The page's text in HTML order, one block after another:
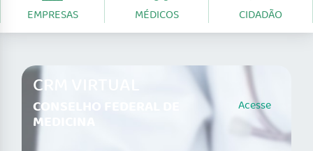
EMPRESAS MÉDICOS CIDADÃO
CRM VIRTUAL
CONSELHO FEDERAL DE
MEDICINA
Acesse